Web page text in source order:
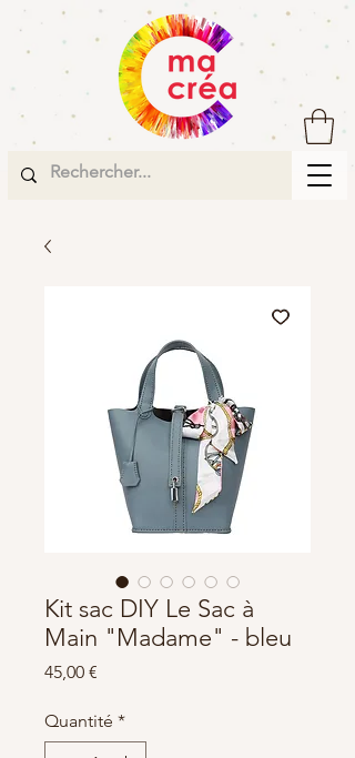
Kit sac DIY Le Sac à
Main "Madame" - bleu
45,00 €
Quantité *